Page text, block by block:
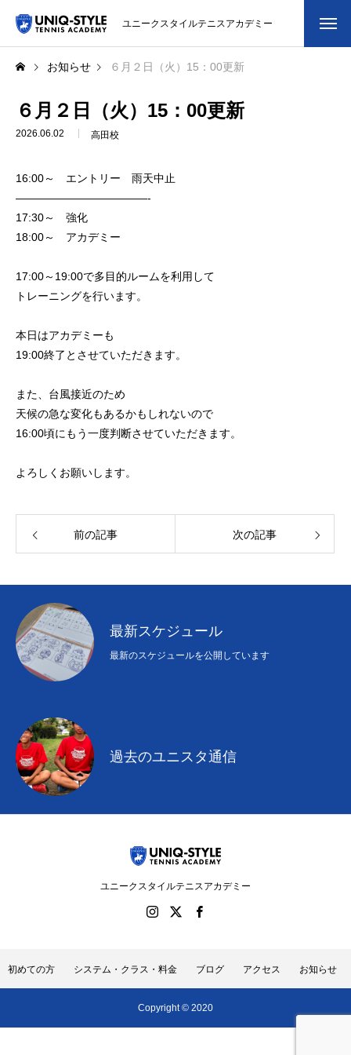
ユニークスタイルテニスアカデミー
初めての方
システム・クラス・料金
スクール紹介・コーチ紹介
大会・イベント
ブログ
お問い合わせ
会員専用ページ
初めての方 システム・クラス・料金
お知らせ ６月２日（火）15：00更新
６月２日（火）15：00更新
2026.06.02 高田校
16:00～ エントリー 雨天中止
————————————-
17:30～ 強化
18:00～ アカデミー
17:00～19:00で多目的ルームを利用して
トレーニングを行います。
本日はアカデミーも
19:00終了とさせていただきます。
また、台風接近のため
天候の急な変化もあるかもしれないので
16:00頃にもう一度判断させていただきます。
よろしくお願いします。
前の記事 次の記事
最新スケジュール
最新のスケジュールを公開しています
過去のユニスタ通信
ユニークスタイルテニスアカデミー
初めての方 システム・クラス・料金 ブログ アクセス お知らせ
Copyright © 2020